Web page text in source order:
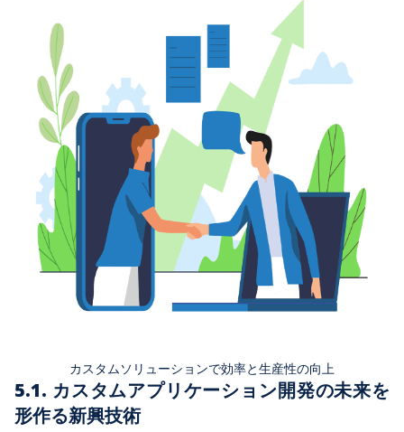
カスタムソリューションで効率と生産性の向上
5.1. カスタムアプリケーション開発の未来を
形作る新興技術